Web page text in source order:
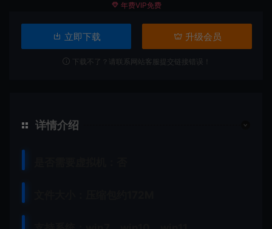
年费VIP免费
立即下载 升级会员
下载不了？请联系网站客服提交链接错误！
详情介绍